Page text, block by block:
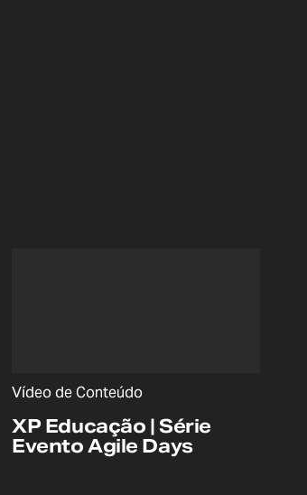
XP Educação | Série
Evento Agile Days
Vídeo de Conteúdo